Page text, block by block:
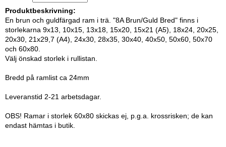
Produktbeskrivning:
En brun och guldfärgad ram i trä. "8A Brun/Guld Bred" finns i
storlekarna 9x13, 10x15, 13x18, 15x20, 15x21 (A5), 18x24, 20x25,
20x30, 21x29,7 (A4), 24x30, 28x35, 30x40, 40x50, 50x60, 50x70
och 60x80.
Välj önskad storlek i rullistan.
Bredd på ramlist ca 24mm
Leveranstid 2-21 arbetsdagar.
OBS! Ramar i storlek 60x80 skickas ej, p.g.a. krossrisken; de kan
endast hämtas i butik.